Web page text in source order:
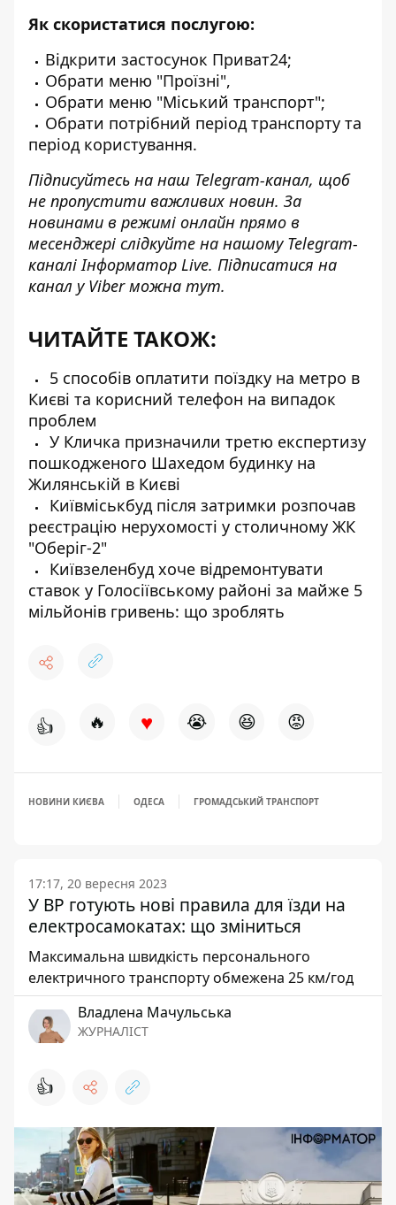
Як скористатися послугою:
Відкрити застосунок Приват24;
Обрати меню "Проїзні",
Обрати меню "Міський транспорт";
Обрати потрібний період транспорту та
період користування.
Підписуйтесь на наш Telegram-канал, щоб
не пропустити важливих новин. За
новинами в режимі онлайн прямо в
месенджері слідкуйте на нашому Telegram-
каналіІнформатор Live. Підписатися на
канал у Viber можна тут.
ЧИТАЙТЕ ТАКОЖ:
5 способів оплатити поїздку на метро в
Києві та корисний телефон на випадок
проблем
У Кличка призначили третю експертизу
пошкодженого Шахедом будинку на
Жилянській в Києві
Київміськбуд після затримки розпочав
реєстрацію нерухомості у столичному ЖК
"Оберіг-2"
Київзеленбуд хоче відремонтувати
ставок у Голосіївському районі за майже 5
мільйонів гривень: що зроблять
👍 🔥 ♥ 😭 😆 😡
НОВИНИ КИЄВА ОДЕСА ГРОМАДСЬКИЙ ТРАНСПОРТ
17:17, 20 вересня 2023
У ВР готують нові правила для їзди на
електросамокатах: що зміниться
Максимальна швидкість персонального
електричного транспорту обмежена 25 км/год
Владлена Мачульська
ЖУРНАЛІСТ
👍